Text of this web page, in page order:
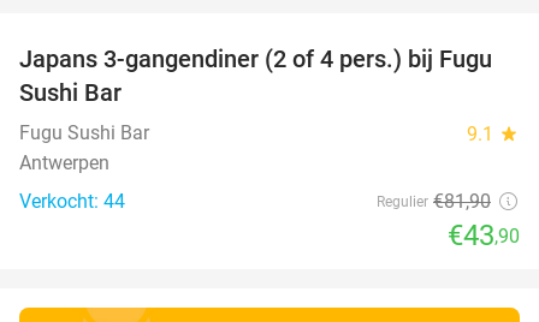
46%
Japans 3-gangendiner (2 of 4 pers.) bij Fugu
Sushi Bar
Fugu Sushi Bar 9.1 star
Antwerpen
Verkocht: 44
Regulier €81,90
€43,90